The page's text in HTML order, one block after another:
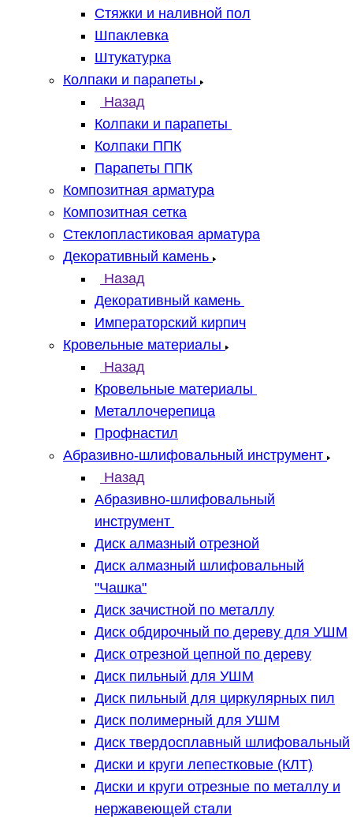
Стяжки и наливной пол
Шпаклевка
Штукатурка
Колпаки и парапеты
Назад
Колпаки и парапеты
Колпаки ППК
Парапеты ППК
Композитная арматура
Композитная сетка
Стеклопластиковая арматура
Декоративный камень
Назад
Декоративный камень
Императорский кирпич
Кровельные материалы
Назад
Кровельные материалы
Металлочерепица
Профнастил
Абразивно-шлифовальный инструмент
Назад
Абразивно-шлифовальный
инструмент
Диск алмазный отрезной
Диск алмазный шлифовальный
"Чашка"
Диск зачистной по металлу
Диск обдирочный по дереву для УШМ
Диск отрезной цепной по дереву
Диск пильный для УШМ
Диск пильный для циркулярных пил
Диск полимерный для УШМ
Диск твердосплавный шлифовальный
Диски и круги лепестковые (КЛТ)
Диски и круги отрезные по металлу и
нержавеющей стали